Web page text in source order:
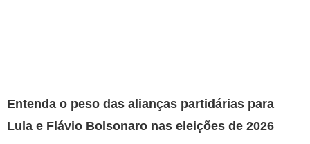
Entenda o peso das alianças partidárias para
Lula e Flávio Bolsonaro nas eleições de 2026